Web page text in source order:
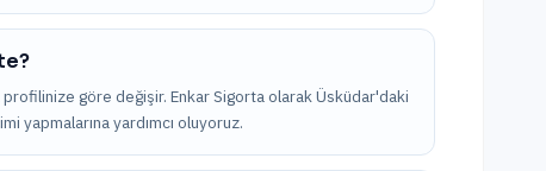
göre değişir. Enkar Sigorta olarak Üsküdar'daki
yapmalarına yardımcı oluyoruz.